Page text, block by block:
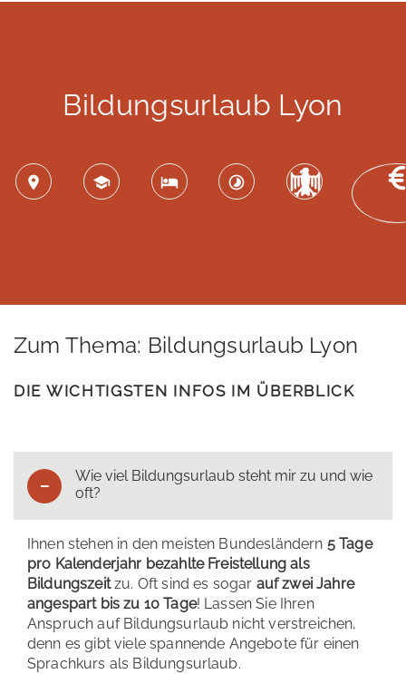
Bildungsurlaub Lyon
Zum Thema: Bildungsurlaub Lyon
DIE WICHTIGSTEN INFOS IM ÜBERBLICK
Wie viel Bildungsurlaub steht mir zu und wie
oft?
Ihnen stehen in den meisten Bundesländern 5 Tage
pro Kalenderjahr bezahlte Freistellung als
Bildungszeitzu. Oft sind es sogar auf zwei Jahre
angespart bis zu 10 Tage! Lassen Sie Ihren
Anspruch auf Bildungsurlaub nicht verstreichen,
denn es gibt viele spannende Angebote für einen
Sprachkurs als Bildungsurlaub.